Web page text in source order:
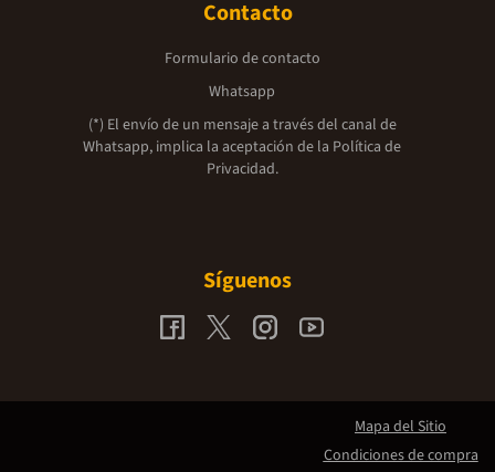
Contacto
Formulario de contacto
Whatsapp
(*) El envío de un mensaje a través del canal de
Whatsapp, implica la aceptación de la Política de
Privacidad.
Síguenos
Mapa del Sitio
Condiciones de compra